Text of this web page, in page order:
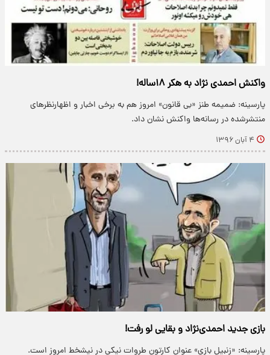
واکنش احمدی‌ نژاد به هکر ۱۸ساله!
پارسینه: ضمیمه طنز «بی قانون» امروز هم به برخی اخبار و اظهارنظرهای
منتشرشده در رسانه‌ها واکنش نشان داد.
۴ آبان ۱۳۹۶
بازی جدید احمدی‌نژاد و بقایی لو رفت!
پارسینه: «زنبیل بازی» عنوان کارتون طروات نیکی در نیشخط امروز است.